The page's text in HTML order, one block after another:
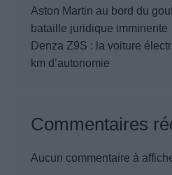
Aston Martin au bord du
bataille juridique imminente
Denza Z9S : la voiture
km d’autonomie
Commentaires
Aucun commentaire à